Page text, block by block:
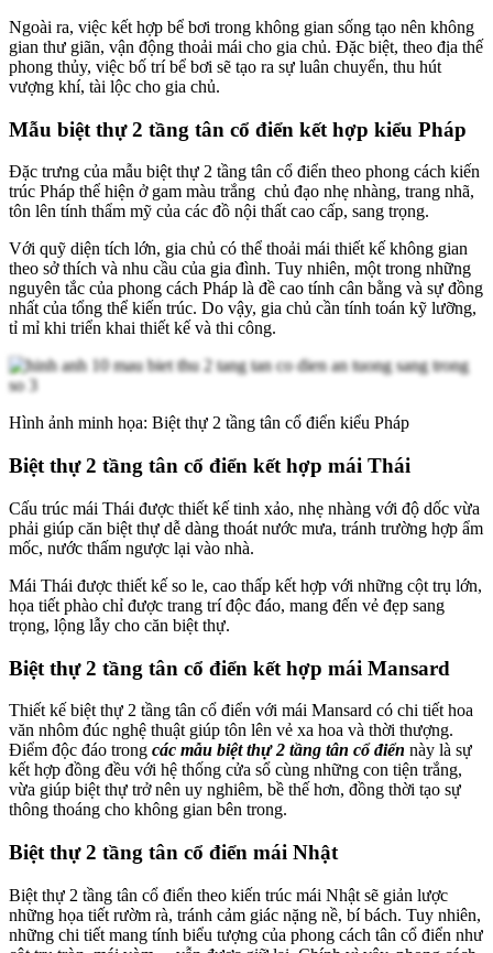
Ngoài ra, việc kết hợp bể bơi trong không gian sống tạo nên không
gian thư giãn, vận động thoải mái cho gia chủ. Đặc biệt, theo địa thế
phong thủy, việc bố trí bể bơi sẽ tạo ra sự luân chuyển, thu hút
vượng khí, tài lộc cho gia chủ.
Mẫu biệt thự 2 tầng tân cổ điển kết hợp kiểu Pháp
Đặc trưng của mẫu biệt thự 2 tầng tân cổ điển theo phong cách kiến
trúc Pháp thể hiện ở gam màu trắng chủ đạo nhẹ nhàng, trang nhã,
tôn lên tính thẩm mỹ của các đồ nội thất cao cấp, sang trọng.
Với quỹ diện tích lớn, gia chủ có thể thoải mái thiết kế không gian
theo sở thích và nhu cầu của gia đình. Tuy nhiên, một trong những
nguyên tắc của phong cách Pháp là đề cao tính cân bằng và sự đồng
nhất của tổng thể kiến trúc. Do vậy, gia chủ cần tính toán kỹ lưỡng,
tỉ mỉ khi triển khai thiết kế và thi công.
Hình ảnh minh họa: Biệt thự 2 tầng tân cổ điển kiểu Pháp
Biệt thự 2 tầng tân cổ điển kết hợp mái Thái
Cấu trúc mái Thái được thiết kế tinh xảo, nhẹ nhàng với độ dốc vừa
phải giúp căn biệt thự dễ dàng thoát nước mưa, tránh trường hợp ẩm
mốc, nước thấm ngược lại vào nhà.
Mái Thái được thiết kế so le, cao thấp kết hợp với những cột trụ lớn,
họa tiết phào chỉ được trang trí độc đáo, mang đến vẻ đẹp sang
trọng, lộng lẫy cho căn biệt thự.
Biệt thự 2 tầng tân cổ điển kết hợp mái Mansard
Thiết kế biệt thự 2 tầng tân cổ điển với mái Mansard có chi tiết hoa
văn nhôm đúc nghệ thuật giúp tôn lên vẻ xa hoa và thời thượng.
Điểm độc đáo trong các mẫu biệt thự 2 tầng tân cổ điển này là sự
kết hợp đồng đều với hệ thống cửa sổ cùng những con tiện trắng,
vừa giúp biệt thự trở nên uy nghiêm, bề thế hơn, đồng thời tạo sự
thông thoáng cho không gian bên trong.
Biệt thự 2 tầng tân cổ điển mái Nhật
Biệt thự 2 tầng tân cổ điển theo kiến trúc mái Nhật sẽ giản lược
những họa tiết rườm rà, tránh cảm giác nặng nề, bí bách. Tuy nhiên,
những chi tiết mang tính biểu tượng của phong cách tân cổ điển như